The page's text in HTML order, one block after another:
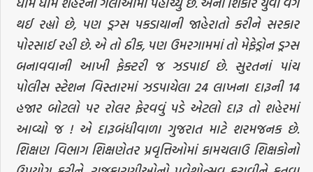
થઈ રહ્યો છે, પણ ડ્રગ્સ પકડાયાની જાહેરાતો કરીને સરકાર
પોરસાઈ રહી છે. એ તો ઠીક, પણ ઉમરગામમાં તો મેફેડ્રોન ડ્રગ્સ
બનાવવાની આખી ફેક્ટરી જ ઝડપાઈ છે. સુરતનાં પાંચ
પોલીસ સ્ટેશન વિસ્તારમાં ઝડપાયેલા 24 લાખના દારૂની 14
હજાર બોટલો પર રોલર ફેરવવું પડે એટલો દારૂ તો શહેરમાં
આવ્યો જ ! એ દારૂબંધીવાળા ગુજરાત માટે શરમજનક છે.
શિક્ષણ વિભાગ શિક્ષણેતર પ્રવૃત્તિઓમાં કામચલાઉ શિક્ષકોનો